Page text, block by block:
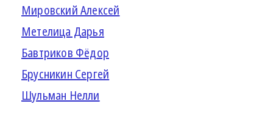
Мировский Алексей
Метелица Дарья
Бавтриков Фёдор
Брусникин Сергей
Шульман Нелли